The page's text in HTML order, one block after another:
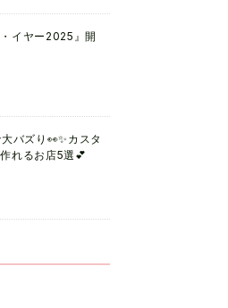
・イヤー2025』開
バズり👀✨カスタ
れるお店5選💕